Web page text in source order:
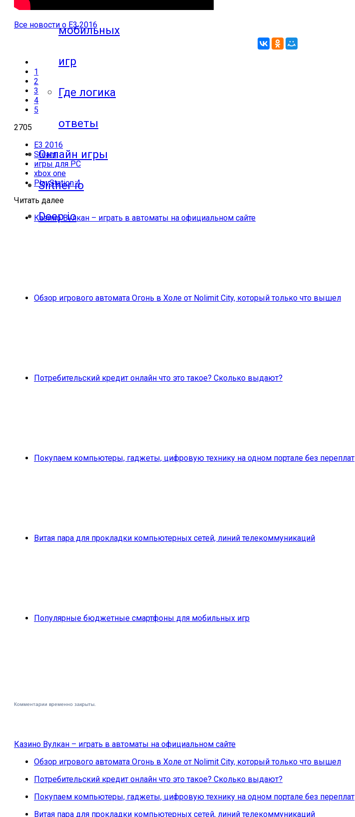
мобильных
игр
Где логика
ответы
Онлайн игры
Slither io
Deep io
Все новости о E3 2016
1
2
3
4
5
2705
E3 2016
Steam
игры для PC
xbox one
PlayStation 4
Читать далее
Казино Вулкан – играть в автоматы на официальном сайте
Обзор игрового автомата Огонь в Холе от Nolimit City, который только что вышел
Потребительский кредит онлайн что это такое? Сколько выдают?
Покупаем компьютеры, гаджеты, цифровую технику на одном портале без переплат
Витая пара для прокладки компьютерных сетей, линий телекоммуникаций
Популярные бюджетные смартфоны для мобильных игр
Комментарии временно закрыты.
Казино Вулкан – играть в автоматы на официальном сайте
Обзор игрового автомата Огонь в Холе от Nolimit City, который только что вышел
Потребительский кредит онлайн что это такое? Сколько выдают?
Покупаем компьютеры, гаджеты, цифровую технику на одном портале без переплат
Витая пара для прокладки компьютерных сетей, линий телекоммуникаций